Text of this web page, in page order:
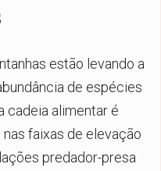
estão levando a
de espécies
cadeia alimentar é
faixas de elevação
predador-presa